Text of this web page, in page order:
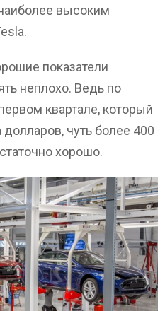
высоким
показатели
неплохо. Ведь по
квартале, который
чуть более 400
хорошо.